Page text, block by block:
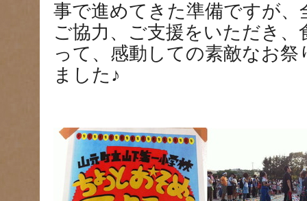
事で進めてきた準備ですが
ご協力、ご支援をいただき
って、感動しての素敵なお
ました♪